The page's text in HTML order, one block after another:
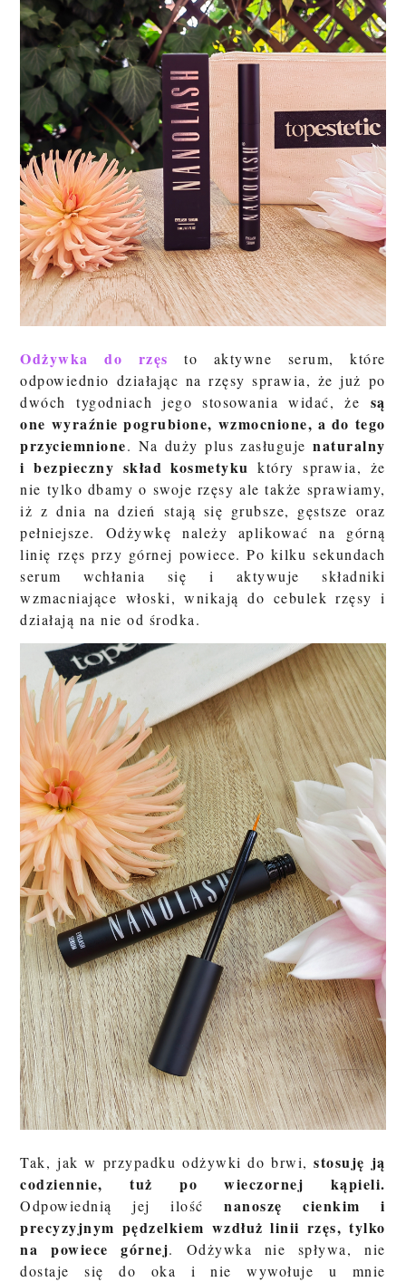
Odżywka do rzęs
to aktywne serum, które
odpowiednio działając na rzęsy sprawia, że już po
dwóch tygodniach jego stosowania widać, że są
one wyraźnie pogrubione, wzmocnione, a do tego
przyciemnione. Na duży plus zasługujenaturalny
i bezpieczny skład kosmetyku który sprawia, że
nie tylko dbamy o swoje rzęsy ale także sprawiamy,
iż z dnia na dzień stają się grubsze, gęstsze oraz
pełniejsze. Odżywkę należy aplikować na górną
linię rzęs przy górnej powiece. Po kilku sekundach
serum wchłania się i aktywuje składniki
wzmacniające włoski, wnikają do cebulek rzęsy i
działają na nie od środka.
Tak, jak w przypadku odżywki do brwi,stosuję ją
codziennie, tuż po wieczornej kąpieli.
Odpowiednią jej ilośćnanoszę cienkim i
precyzyjnym pędzelkiem wzdłuż linii rzęs, tylko
na powiece górnej. Odżywka nie spływa, nie
dostaje się do oka i nie wywołuje u mnie